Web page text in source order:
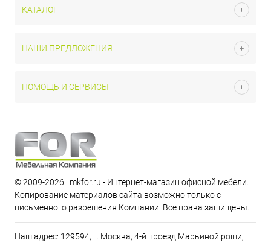
КАТАЛОГ
НАШИ ПРЕДЛОЖЕНИЯ
ПОМОЩЬ И СЕРВИСЫ
© 2009-2026 | mkfor.ru - Интернет-магазин офисной мебели.
Копирование материалов сайта возможно только с
письменного разрешения Компании. Все права защищены.
Наш адрес: 129594, г. Москва, 4-й проезд Марьиной рощи,